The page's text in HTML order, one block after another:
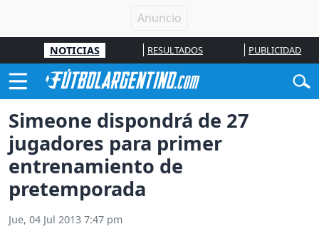
NOTICIAS RESULTADOS PUBLICIDAD
Simeone dispondrá de 27
jugadores para primer
entrenamiento de
pretemporada
Jue, 04 Jul 2013 7:47 pm